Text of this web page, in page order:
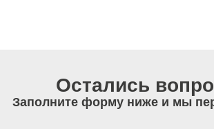
Остались
Заполните форму ниже и мы